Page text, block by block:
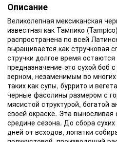
Описание
Великолепная мексиканская
известная как Тампико
распространена по всей
выращивается как стручковая
стручки долгое время
предназначение-это сухой боб
зерном, незаменимым во
таких как супы, буррито и
черные фасолины размером с
мясистой структурой, богатой
своей окраске. Эта выносливая
средине сезона. До сбора
дней от всходов, лопатки